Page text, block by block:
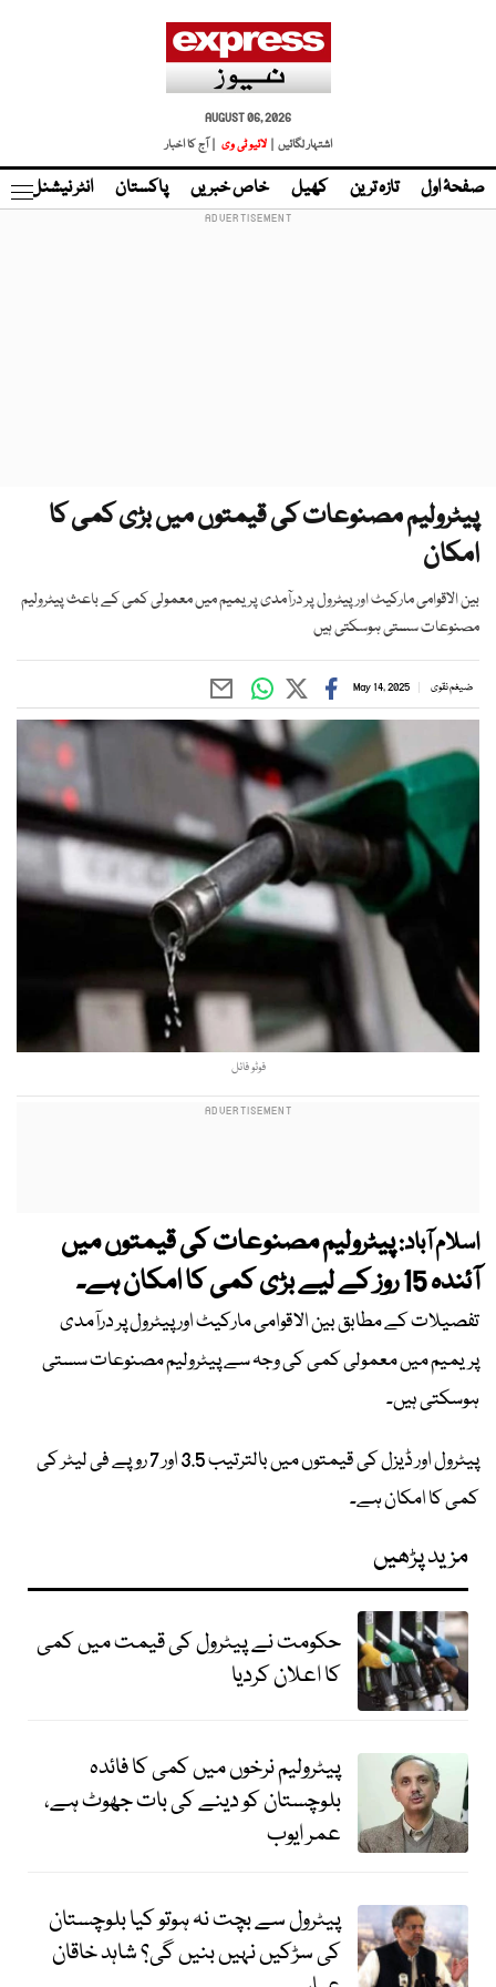
AUGUST 06, 2026
اشتہار لگائیں |
لائیو ٹی وی | آج کا اخبار
صفحۂ اول تازہ ترین کھیل خاص خبریں پاکستان انٹر نیشنل
پیٹرولیم مصنوعات کی قیمتوں میں بڑی کمی کا
امکان
بین الاقوامی مارکیٹ اور پیٹرول پر درآمدی پریمیم میں معمولی کمی کے باعث پیٹرولیم
مصنوعات سستی ہوسکتی ہیں
ضیغم نقوی May 14, 2025
فوٹو فائل
اسلام آباد:پیٹرولیم مصنوعات کی قیمتوں میں
آئندہ 15 روز کے لیے بڑی کمی کا امکان ہے۔
تفصیلات کے مطابق بین الاقوامی مارکیٹ اور پیٹرول پر درآمدی
پریمیم میں معمولی کمی کی وجہ سے پیٹرولیم مصنوعات سستی
ہوسکتی ہیں۔
پیٹرول اور ڈیزل کی قیمتوں میں بالترتیب 3.5 اور 7 روپے فی لیٹر کی
کمی کا امکان ہے۔
مزید پڑھیں
حکومت نے پیٹرول کی قیمت میں کمی
کا اعلان کردیا
پیٹرولیم نرخوں میں کمی کا فائدہ
بلوچستان کو دینے کی بات جھوٹ ہے،
عمر ایوب
پیٹرول سے بچت نہ ہوتو کیا بلوچستان
کی سڑکیں نہیں بنیں گی؟ شاہد خاقان